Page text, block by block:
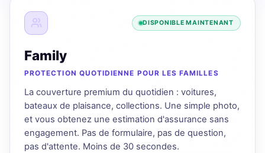
DISPONIBLE MAINTENANT
Family
PROTECTION QUOTIDIENNE POUR LES FAMILLES
La couverture premium du quotidien : voitures,
bateaux de plaisance, collections. Une simple photo,
et vous obtenez une estimation d'assurance sans
engagement. Pas de formulaire, pas de question,
pas d'attente. Moins de 30 secondes.